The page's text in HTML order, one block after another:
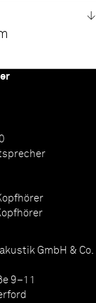
GmbH & Co.
9–11